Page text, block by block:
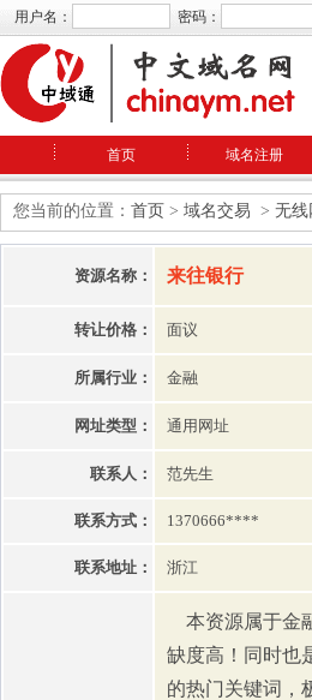
用户名： 密码：
首页 域名注册
您当前的位置： 首页 > 域名交易 > 无线
资源名称： 来往银行
转让价格： 面议
所属行业： 金融
网址类型： 通用网址
联系人： 范先生
联系方式： 1370666****
联系地址： 浙江
本资源属于金
缺度高！同时也
的热门关键词，